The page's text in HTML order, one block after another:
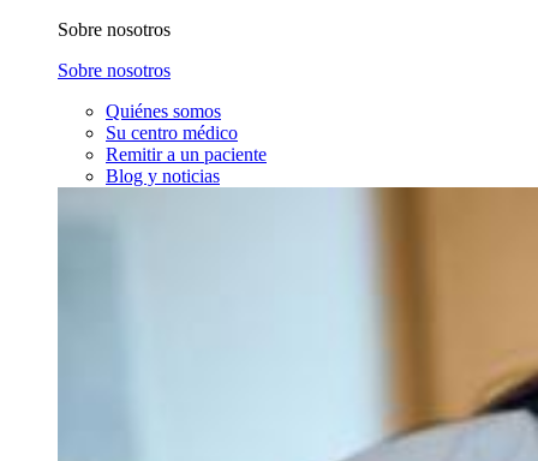
Sobre nosotros
Sobre nosotros
Quiénes somos
Su centro médico
Remitir a un paciente
Blog y noticias